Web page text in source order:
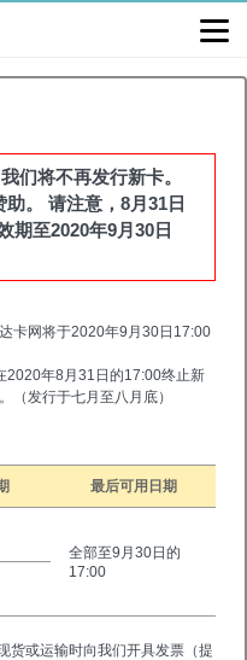
们将不再发行新卡。
。 请注意，8月31日
期至2020年9月30日
卡网将于2020年9月30日17:00
2020年8月31日的17:00终止新
（发行于七月至八月底）
最后可用日期
全部至9月30日的
17:00
或运输时向我们开具发票（提